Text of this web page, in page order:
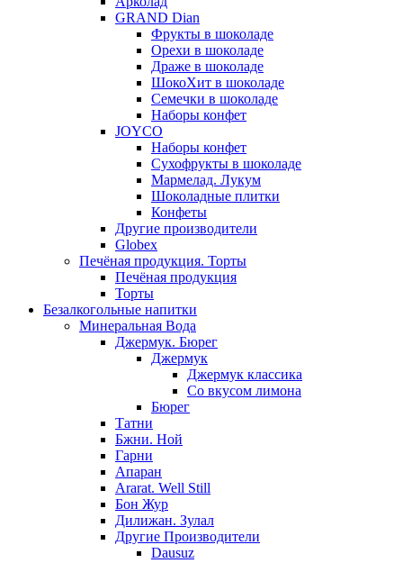
GRAND Dian
Фрукты в шоколаде
Орехи в шоколаде
Драже в шоколаде
ШокоХит в шоколаде
Семечки в шоколаде
Наборы конфет
JOYCO
Наборы конфет
Сухофрукты в шоколаде
Мармелад. Лукум
Шоколадные плитки
Конфеты
Другие производители
Globex
Печёная продукция. Торты
Печёная продукция
Торты
Безалкогольные напитки
Минеральная Вода
Джермук. Бюрег
Джермук
Джермук классика
Со вкусом лимона
Бюрег
Татни
Бжни. Ной
Гарни
Апаран
Ararat. Well Still
Бон Жур
Дилижан. Зулал
Другие Производители
Dausuz